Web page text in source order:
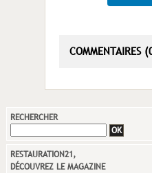
COMMENTAIRES
RECHERCHER
RESTAURATION21,
DÉCOUVREZ LE MAGAZINE